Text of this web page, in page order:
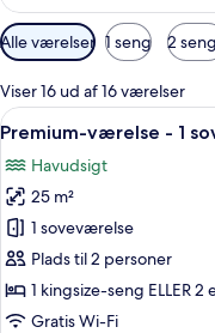
Tilgængelige
filtre
for
værelser
Alle værelser 1 seng 2
Viser 16 ud af 16 værelser
Indlæs
alle
billeder
af
Premium-
værelse
-
1
6
Premium-værelse - 1
Havudsigt
25 m²
1 soveværelse
Plads til 2 personer
1 kingsize-seng ELLER
Gratis Wi-Fi